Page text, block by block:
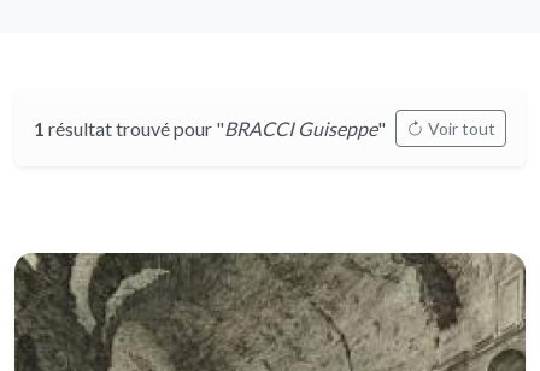
1 résultat trouvé pour "BRACCI Guiseppe" Voir tout